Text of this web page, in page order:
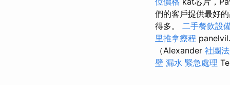
們的客戶提供最好
得多。 二手餐飲設
里推拿療程
（Alexander 社團
壁 漏水 緊急處理